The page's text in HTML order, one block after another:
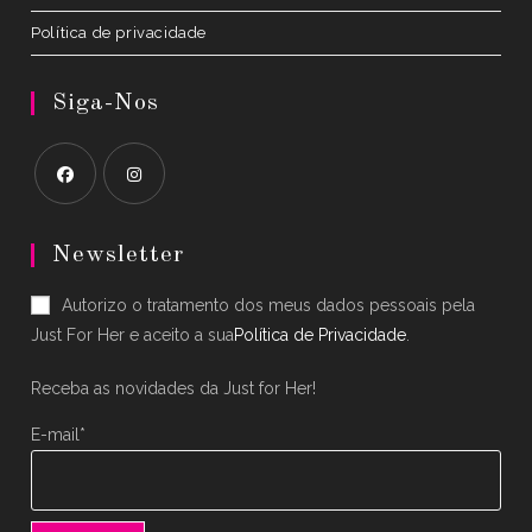
Política de privacidade
Siga-Nos
in
new
tab
in
new
tab
Newsletter
Autorizo o tratamento dos meus dados pessoais pela
Just For Her e aceito a suaPolítica de Privacidade.
Receba as novidades da Just for Her!
E-mail*